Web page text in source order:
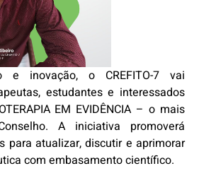
e inovação, o CREFITO-7 vai
estudantes e interessados
EM EVIDÊNCIA – o mais
A iniciativa promoverá
para atualizar, discutir e aprimorar
com embasamento científico.